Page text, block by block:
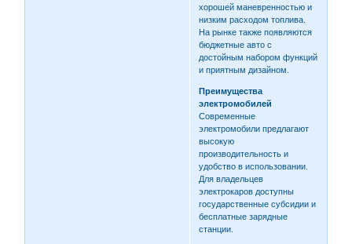
хорошей маневренностью и
низким расходом топлива.
На рынке также появляются
бюджетные авто с
достойным набором функций
и приятным дизайном.
Преимущества
электромобилей
Современные
электромобили предлагают
высокую
производительность и
удобство в использовании.
Для владельцев
электрокаров доступны
государственные субсидии и
бесплатные зарядные
станции.